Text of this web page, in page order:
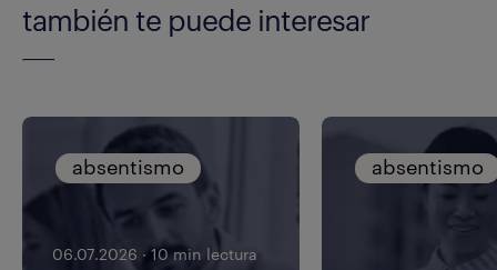
también te puede interesar
absentismo
06.07.2026 · 10 min lectura
absentismo